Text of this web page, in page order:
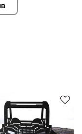
добавить любой
всегда готовы